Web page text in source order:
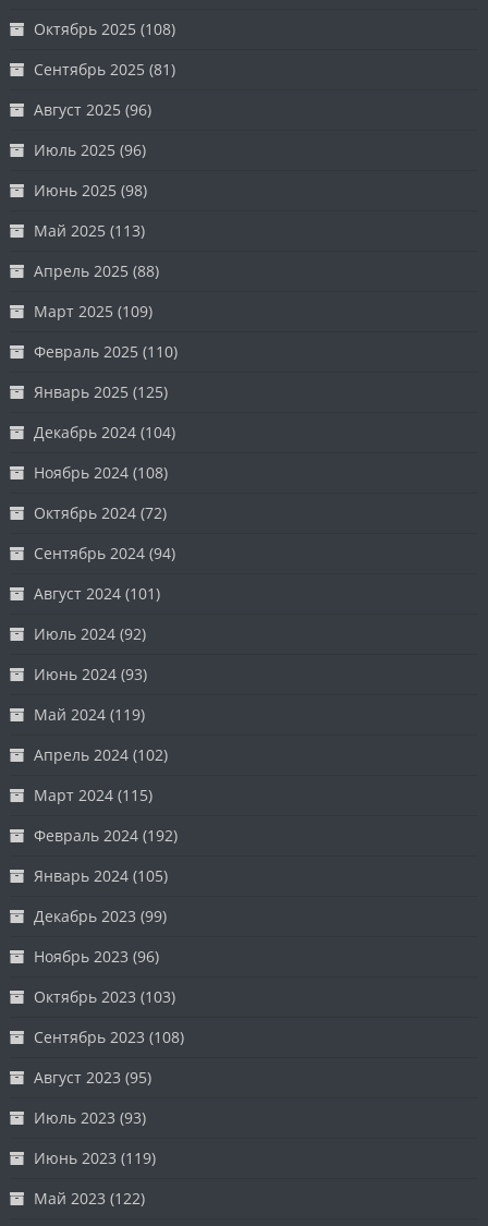
Октябрь 2025 (108)
Сентябрь 2025 (81)
Август 2025 (96)
Июль 2025 (96)
Июнь 2025 (98)
Май 2025 (113)
Апрель 2025 (88)
Март 2025 (109)
Февраль 2025 (110)
Январь 2025 (125)
Декабрь 2024 (104)
Ноябрь 2024 (108)
Октябрь 2024 (72)
Сентябрь 2024 (94)
Август 2024 (101)
Июль 2024 (92)
Июнь 2024 (93)
Май 2024 (119)
Апрель 2024 (102)
Март 2024 (115)
Февраль 2024 (192)
Январь 2024 (105)
Декабрь 2023 (99)
Ноябрь 2023 (96)
Октябрь 2023 (103)
Сентябрь 2023 (108)
Август 2023 (95)
Июль 2023 (93)
Июнь 2023 (119)
Май 2023 (122)